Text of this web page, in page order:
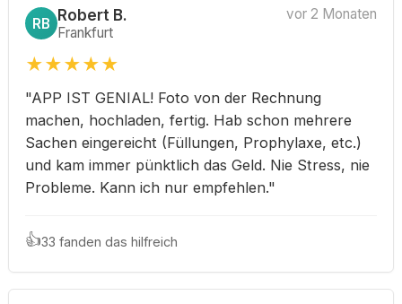
RB Robert B.
Frankfurt
vor 2 Monaten
★★★★★
"APP IST GENIAL! Foto von der Rechnung
machen, hochladen, fertig. Hab schon mehrere
Sachen eingereicht (Füllungen, Prophylaxe, etc.)
und kam immer pünktlich das Geld. Nie Stress, nie
Probleme. Kann ich nur empfehlen."
👍33 fanden das hilfreich